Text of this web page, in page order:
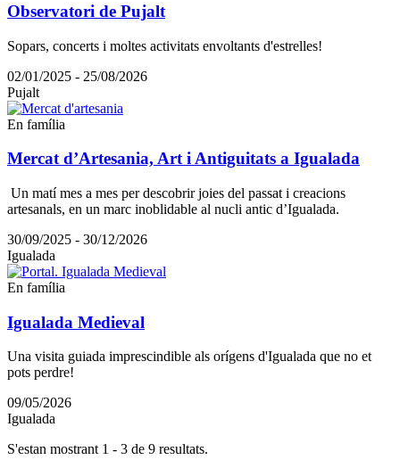
Observatori de Pujalt
Sopars, concerts i moltes activitats envoltants d'estrelles!
02/01/2025 - 25/08/2026
Pujalt
En família
Mercat d’Artesania, Art i Antiguitats a Igualada
Un matí mes a mes per descobrir joies del passat i creacions
artesanals, en un marc inoblidable al nucli antic d’Igualada.
30/09/2025 - 30/12/2026
Igualada
En família
Igualada Medieval
Una visita guiada imprescindible als orígens d'Igualada que no et
pots perdre!
09/05/2026
Igualada
S'estan mostrant 1 - 3 de 9 resultats.